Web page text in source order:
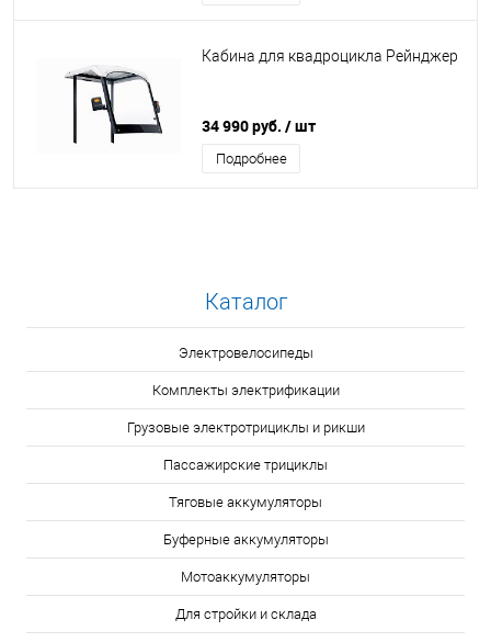
Кабина для квадроцикла Рейнджер
34 990 руб. / шт
Подробнее
Каталог
Электровелосипеды
Комплекты электрификации
Грузовые электротрициклы и рикши
Пассажирские трициклы
Тяговые аккумуляторы
Буферные аккумуляторы
Мотоаккумуляторы
Для стройки и склада